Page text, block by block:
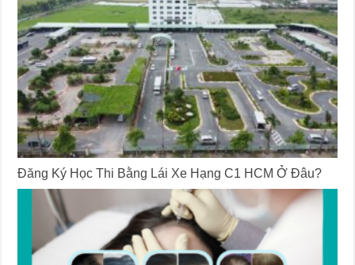
Đăng Ký Học Thi Bằng Lái Xe Hạng C1 HCM Ở Đâu?